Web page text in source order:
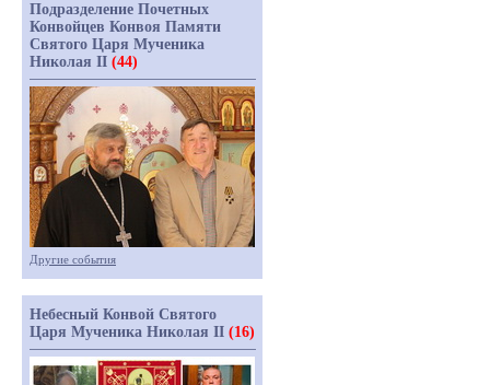
Подразделение Почетных
Конвойцев Конвоя Памяти
Святого Царя Мученика
Николая II (44)
Другие события
Небесный Конвой Святого
Царя Мученика Николая II (16)